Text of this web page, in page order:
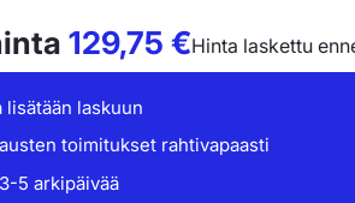
129,75 €Hinta laskettu
laskuun
toimitukset rahtivapaasti
5 arkipäivää